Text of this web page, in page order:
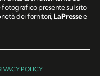
presente sul sito
dei fornitori,LaPressee
POLICY